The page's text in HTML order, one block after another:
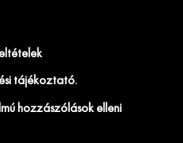
tájékoztató.
hozzászólások elleni